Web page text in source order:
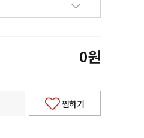
0원
찜하기